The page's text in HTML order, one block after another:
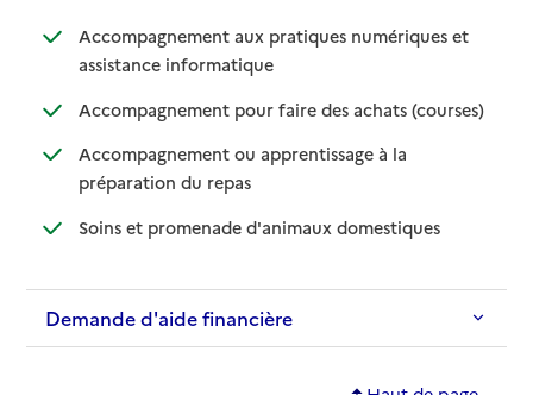
Accompagnement aux pratiques numériques et
assistance informatique: disponible
: non disponible
Accompagnement pour faire des achats (courses)
:
: non
Accompagnement ou apprentissage à la
préparation du repas: disponible
: non disponible
Soins et promenade d'animaux domestiques: disponible
: non
Demande d'aide financière